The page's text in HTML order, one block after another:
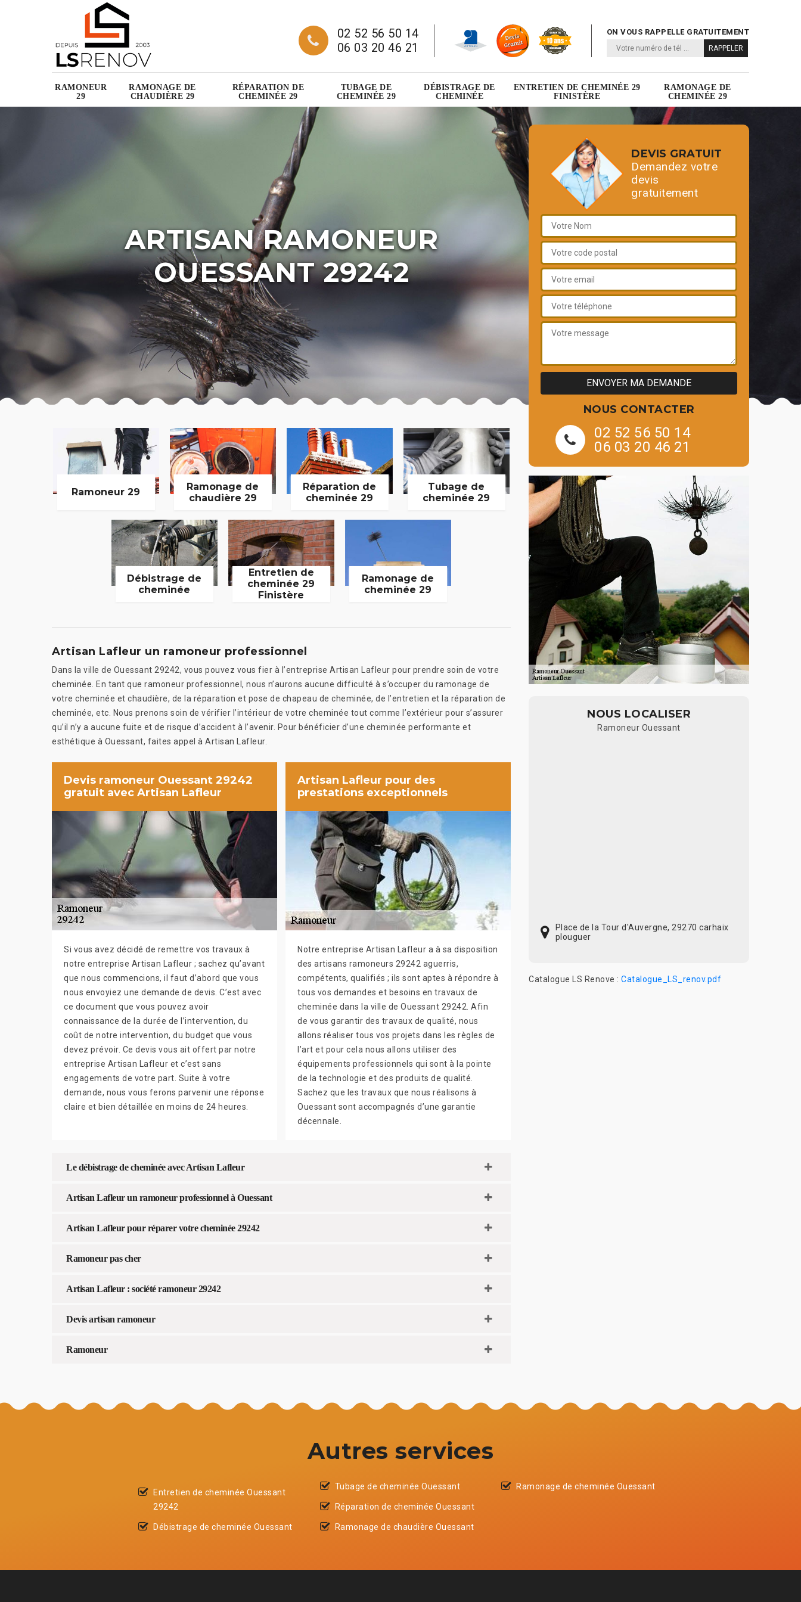
02 52 56 50 14
06 03 20 46 21
ON VOUS RAPPELLE GRATUITEMENT
RAMONEUR
29
RAMONAGE DE
CHAUDIÈRE 29
RÉPARATION DE
CHEMINÉE 29
TUBAGE DE
CHEMINÉE 29
DÉBISTRAGE DE
CHEMINÉE
ENTRETIEN DE CHEMINÉE 29
FINISTÈRE
RAMONAGE DE
CHEMINÉE 29
ARTISAN RAMONEUR
OUESSANT 29242
Ramoneur 29
Ramonage de
chaudière 29
Réparation de
cheminée 29
Tubage de
cheminée 29
Débistrage de
cheminée
Entretien de
cheminée 29
Finistère
Ramonage de
cheminée 29
Artisan Lafleur un ramoneur professionnel
Dans la ville de Ouessant 29242, vous pouvez vous fier à l’entreprise Artisan Lafleur pour prendre soin de votre
cheminée. En tant que ramoneur professionnel, nous n’aurons aucune difficulté à s’occuper du ramonage de
votre cheminée et chaudière, de la réparation et pose de chapeau de cheminée, de l’entretien et la réparation de
cheminée, etc. Nous prenons soin de vérifier l’intérieur de votre cheminée tout comme l’extérieur pour s’assurer
qu’il n’y a aucune fuite et de risque d’accident à l’avenir. Pour bénéficier d’une cheminée performante et
esthétique à Ouessant, faites appel à Artisan Lafleur.
Devis ramoneur Ouessant 29242
gratuit avec Artisan Lafleur
Si vous avez décidé de remettre vos travaux à
notre entreprise Artisan Lafleur ; sachez qu’avant
que nous commencions, il faut d’abord que vous
nous envoyiez une demande de devis. C’est avec
ce document que vous pouvez avoir
connaissance de la durée de l’intervention, du
coût de notre intervention, du budget que vous
devez prévoir. Ce devis vous ait offert par notre
entreprise Artisan Lafleur et c’est sans
engagements de votre part. Suite à votre
demande, nous vous ferons parvenir une réponse
claire et bien détaillée en moins de 24 heures.
Artisan Lafleur pour des
prestations exceptionnels
Notre entreprise Artisan Lafleur a à sa disposition
des artisans ramoneurs 29242 aguerris,
compétents, qualifiés ; ils sont aptes à répondre à
tous vos demandes et besoins en travaux de
cheminée dans la ville de Ouessant 29242. Afin
de vous garantir des travaux de qualité, nous
allons réaliser tous vos projets dans les règles de
l’art et pour cela nous allons utiliser des
équipements professionnels qui sont à la pointe
de la technologie et des produits de qualité.
Sachez que les travaux que nous réalisons à
Ouessant sont accompagnés d’une garantie
décennale.
Le débistrage de cheminée avec Artisan Lafleur
Artisan Lafleur un ramoneur professionnel à Ouessant
Artisan Lafleur pour réparer votre cheminée 29242
Ramoneur pas cher
Artisan Lafleur : société ramoneur 29242
Devis artisan ramoneur
Ramoneur
DEVIS GRATUIT
Demandez votre
devis
gratuitement
NOUS CONTACTER
02 52 56 50 14
06 03 20 46 21
NOUS LOCALISER
Ramoneur Ouessant
Place de la Tour d'Auvergne, 29270 carhaix
plouguer
Catalogue LS Renove : Catalogue_LS_renov.pdf
Autres services
Entretien de cheminée Ouessant
29242
Débistrage de cheminée Ouessant
Tubage de cheminée Ouessant
Réparation de cheminée Ouessant
Ramonage de chaudière Ouessant
Ramonage de cheminée Ouessant